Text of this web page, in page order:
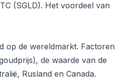
(SGLD). Het voordeel van
op de wereldmarkt. Factoren
de waarde van de
Rusland en Canada.